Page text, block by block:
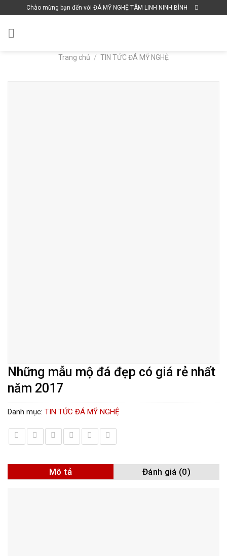
to
content
Chào mừng bạn đến với ĐÁ MỸ NGHỆ TÂM LINH NINH BÌNH
Trang chủ / TIN TỨC ĐÁ MỸ NGHỆ
Những mẫu mộ đá đẹp có giá rẻ nhất
năm 2017
Danh mục: TIN TỨC ĐÁ MỸ NGHỆ
Mô tả Đánh giá (0)